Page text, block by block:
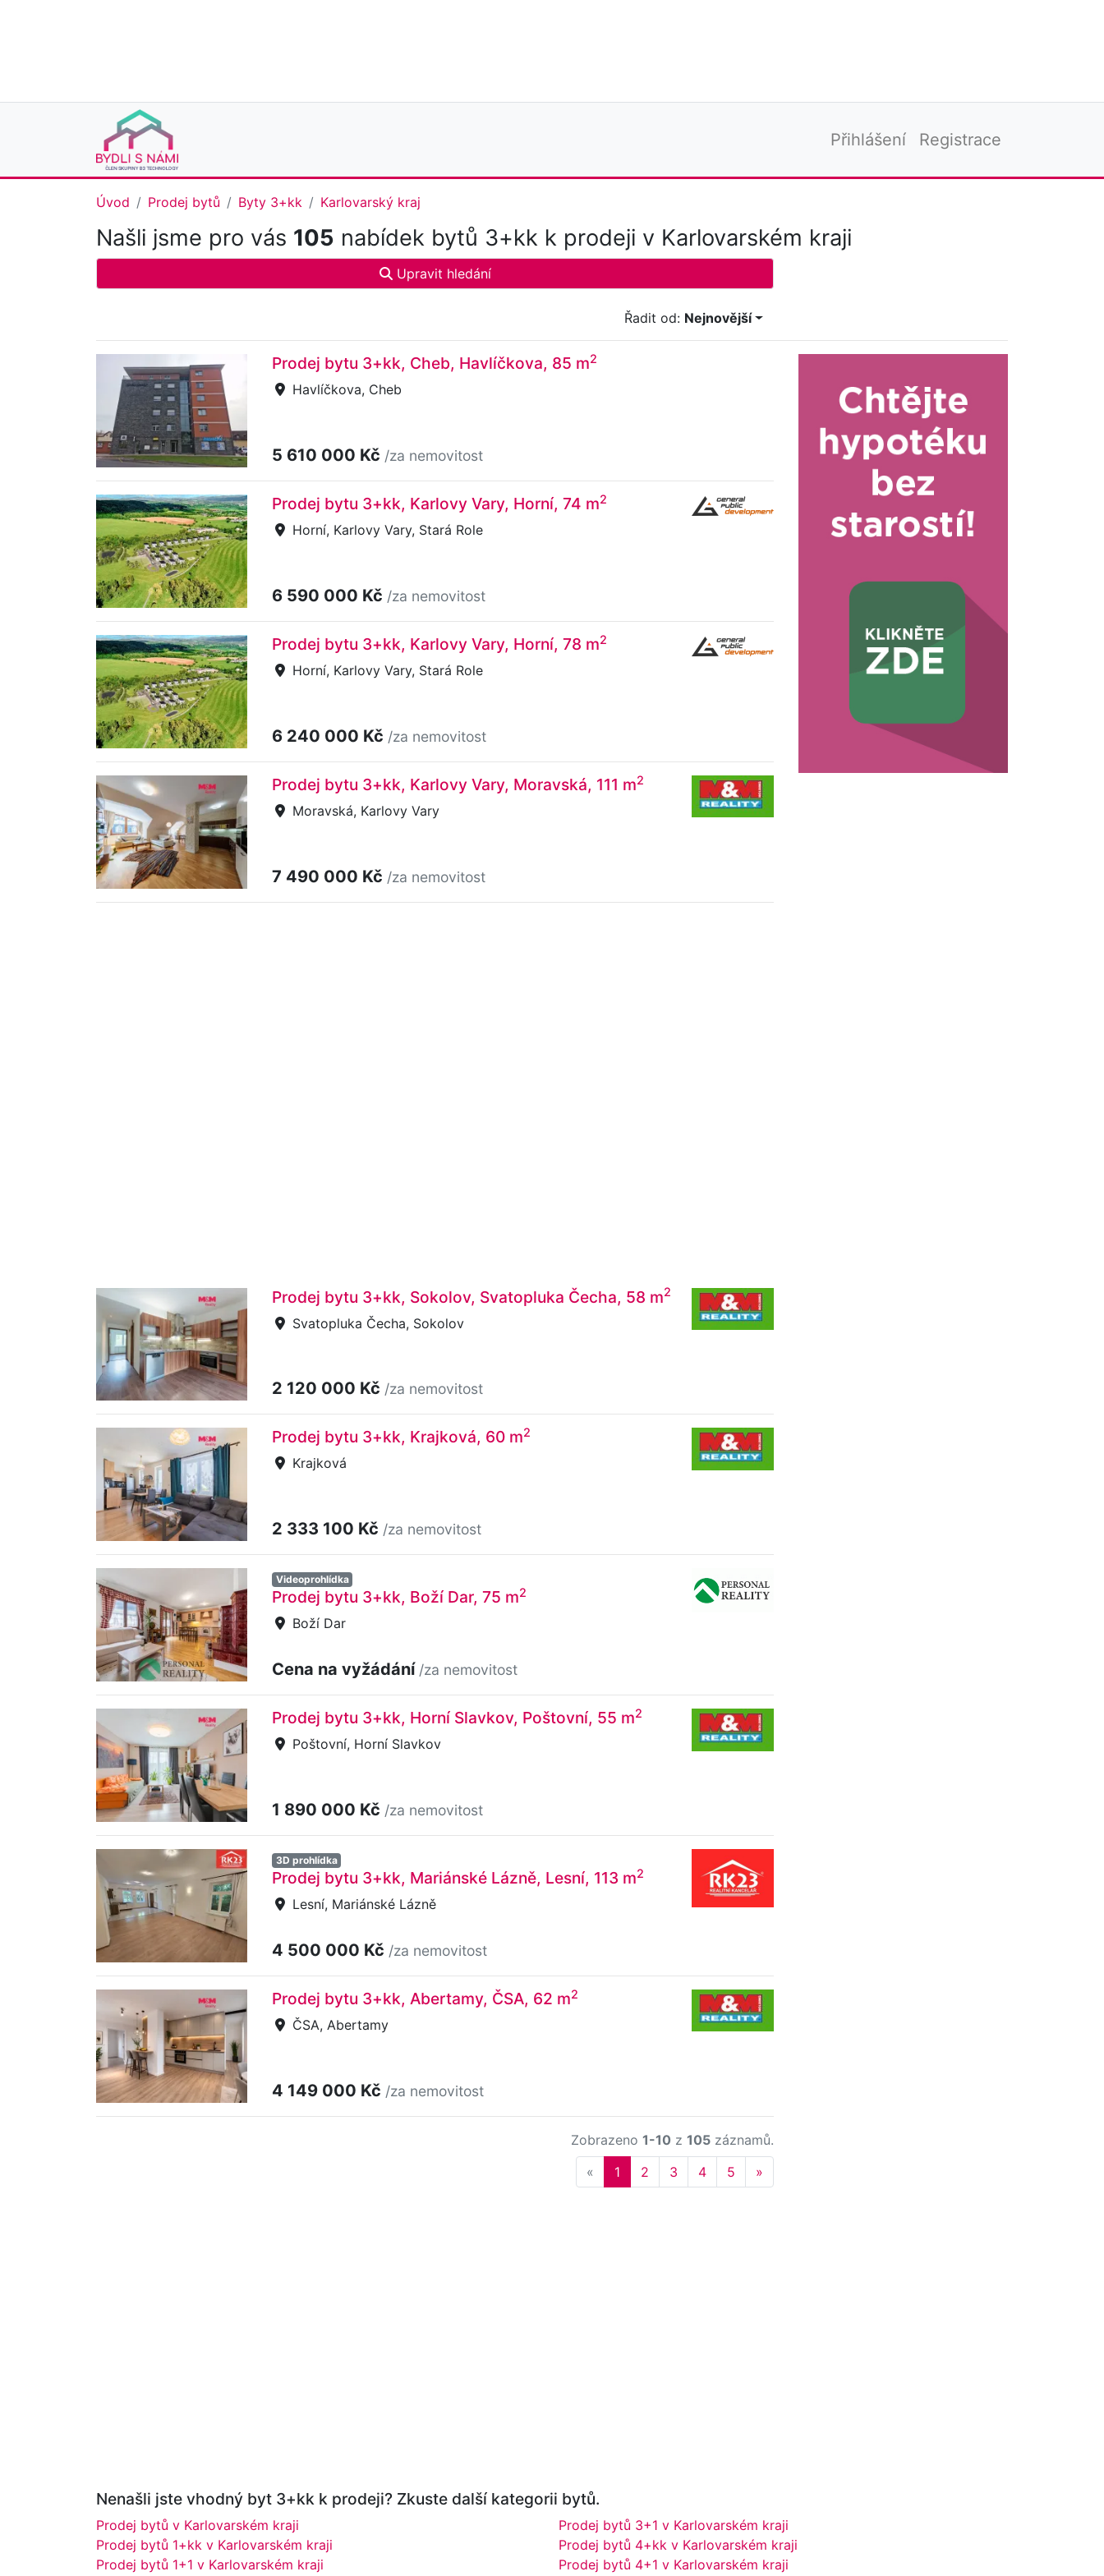
Přihlášení Registrace
Úvod Prodej bytů Byty 3+kk Karlovarský kraj
Našli jsme pro vás 105 nabídek bytů 3+kk k prodeji v Karlovarském kraji
Upravit hledání
Řadit od: Nejnovější
Prodej bytu 3+kk, Cheb, Havlíčkova, 85 m2
Havlíčkova, Cheb
5 610 000 Kč /za nemovitost
Prodej bytu 3+kk, Karlovy Vary, Horní, 74 m2
Horní, Karlovy Vary, Stará Role
6 590 000 Kč /za nemovitost
Prodej bytu 3+kk, Karlovy Vary, Horní, 78 m2
Horní, Karlovy Vary, Stará Role
6 240 000 Kč /za nemovitost
Prodej bytu 3+kk, Karlovy Vary, Moravská, 111 m2
Moravská, Karlovy Vary
7 490 000 Kč /za nemovitost
Prodej bytu 3+kk, Sokolov, Svatopluka Čecha, 58 m2
Svatopluka Čecha, Sokolov
2 120 000 Kč /za nemovitost
Prodej bytu 3+kk, Krajková, 60 m2
Krajková
2 333 100 Kč /za nemovitost
Videoprohlídka
Prodej bytu 3+kk, Boží Dar, 75 m2
Boží Dar
Cena na vyžádání /za nemovitost
Prodej bytu 3+kk, Horní Slavkov, Poštovní, 55 m2
Poštovní, Horní Slavkov
1 890 000 Kč /za nemovitost
3D prohlídka
Prodej bytu 3+kk, Mariánské Lázně, Lesní, 113 m2
Lesní, Mariánské Lázně
4 500 000 Kč /za nemovitost
Prodej bytu 3+kk, Abertamy, ČSA, 62 m2
ČSA, Abertamy
4 149 000 Kč /za nemovitost
Zobrazeno 1-10 z 105 záznamů.
« Previous
1 2 3 4 5 »
Nenašli jste vhodný byt 3+kk k prodeji? Zkuste další kategorii bytů.
Prodej bytů v Karlovarském kraji
Prodej bytů 1+kk v Karlovarském kraji
Prodej bytů 1+1 v Karlovarském kraji
Prodej bytů 3+1 v Karlovarském kraji
Prodej bytů 4+kk v Karlovarském kraji
Prodej bytů 4+1 v Karlovarském kraji